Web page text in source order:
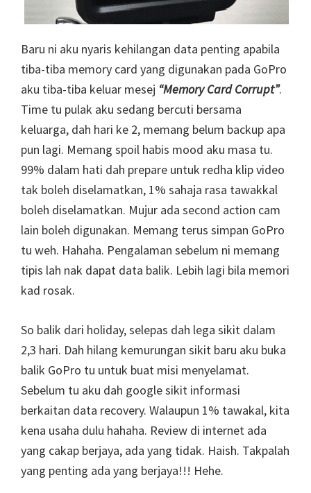
Baru ni aku nyaris kehilangan data penting apabila
tiba-tiba memory card yang digunakan pada GoPro
aku tiba-tiba keluar mesej “Memory Card Corrupt”.
Time tu pulak aku sedang bercuti bersama
keluarga, dah hari ke 2, memang belum backup apa
pun lagi. Memang spoil habis mood aku masa tu.
99% dalam hati dah prepare untuk redha klip video
tak boleh diselamatkan, 1% sahaja rasa tawakkal
boleh diselamatkan. Mujur ada second action cam
lain boleh digunakan. Memang terus simpan GoPro
tu weh. Hahaha. Pengalaman sebelum ni memang
tipis lah nak dapat data balik. Lebih lagi bila memori
kad rosak.
So balik dari holiday, selepas dah lega sikit dalam
2,3 hari. Dah hilang kemurungan sikit baru aku buka
balik GoPro tu untuk buat misi menyelamat.
Sebelum tu aku dah google sikit informasi
berkaitan data recovery. Walaupun 1% tawakal, kita
kena usaha dulu hahaha. Review di internet ada
yang cakap berjaya, ada yang tidak. Haish. Takpalah
yang penting ada yang berjaya!!! Hehe.